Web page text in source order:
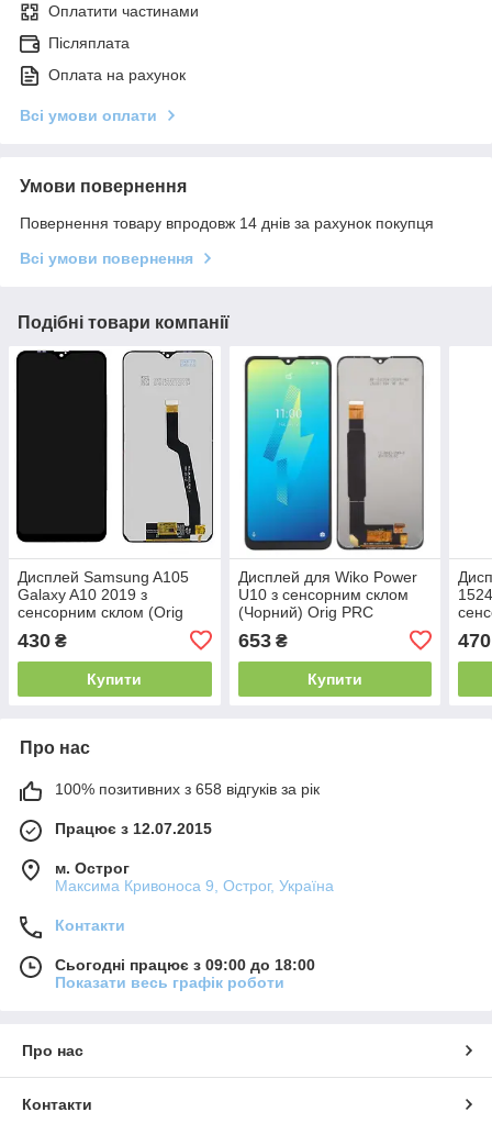
Оплатити частинами
Післяплата
Оплата на рахунок
Всі умови оплати
Умови повернення
Повернення товару впродовж 14 днів за рахунок покупця
Всі умови повернення
Подібні товари компанії
Дисплей Samsung A105
Galaxy A10 2019 з
сенсорним склом (Orig
430 ₴
Купити
Дисплей для Wiko Power
U10 з сенсорним склом
(Чорний) Orig PRC
653₴
Купити
470
Про нас
100% позитивних з 658 відгуків за рік
Працює з 12.07.2015
м. Острог
Максима Кривоноса 9, Острог, Україна
Контакти
Сьогодні працює з 09:00 до 18:00
Показати весь графік роботи
Про нас
Контакти